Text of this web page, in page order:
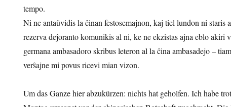
tempo.
Ni ne antaŭvidis la ĉinan festosemajnon, kaj tiel lundon ni staris
rezerva deĵoranto komunikis al ni, ke ne ekzistas ajna eblo akiri
germana ambasadoro skribus leteron al la ĉina ambasadejo –
verŝajne mi povus ricevi mian vizon.
Um das Ganze hier abzukürzen: nichts hat geholfen. Ich habe